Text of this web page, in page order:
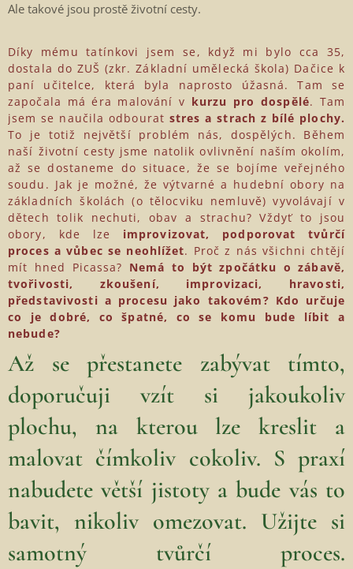
Ale takové jsou prostě životní cesty.
Díky mému tatínkovi jsem se, když mi bylo cca 35,
dostala do ZUŠ (zkr. Základní umělecká škola) Dačice k
paní učitelce, která byla naprosto úžasná. Tam se
započala má éra malování v kurzu pro dospělé. Tam
jsem se naučila odbourat stres a strach z bílé plochy.
To je totiž největší problém nás, dospělých. Během
naší životní cesty jsme natolik ovlivnění naším okolím,
až se dostaneme do situace, že se bojíme veřejného
soudu. Jak je možné, že výtvarné a hudební obory na
základních školách (o tělocviku nemluvě) vyvolávají v
dětech tolik nechuti, obav a strachu? Vždyť to jsou
obory, kde lze improvizovat, podporovat tvůrčí
proces a vůbec se neohlížet. Proč z nás všichni chtějí
mít hned Picassa? Nemá to být zpočátku o zábavě,
tvořivosti, zkoušení, improvizaci, hravosti,
představivosti a procesu jako takovém? Kdo určuje
co je dobré, co špatné, co se komu bude líbit a
nebude?
Až se přestanete zabývat tímto,
doporučuji vzít si jakoukoliv
plochu, na kterou lze kreslit a
malovat čímkoliv cokoliv. S praxí
nabudete větší jistoty a bude vás to
bavit, nikoliv omezovat. Užijte si
samotný tvůrčí proces.